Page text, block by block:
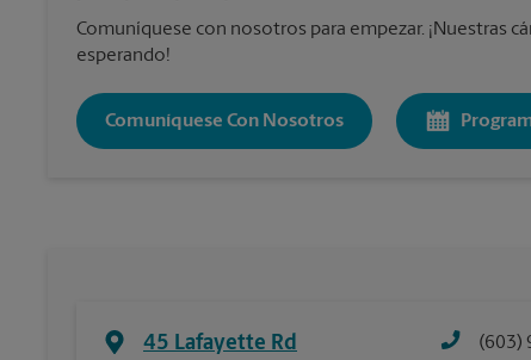
Comuníquese con nosotros para empezar. ¡Nuestras
esperando!
Comuníquese Con Nosotros
45 Lafayette Rd
(603)